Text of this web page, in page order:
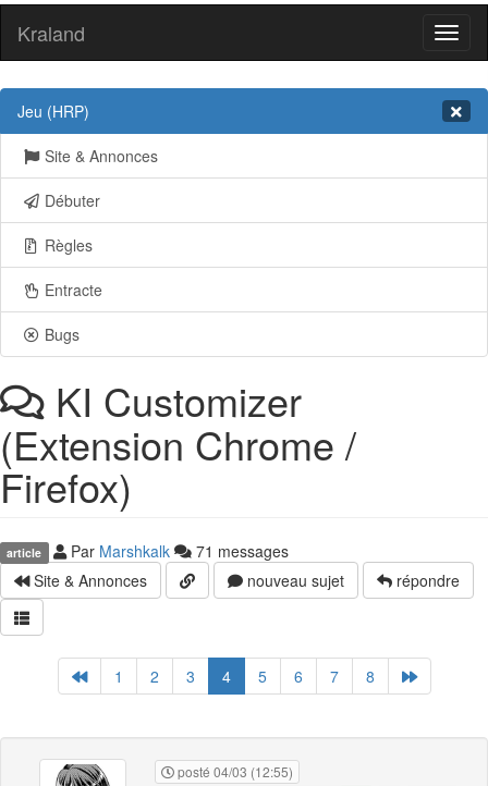
Kraland
Jeu (HRP)
Site & Annonces
Débuter
Règles
Entracte
Bugs
KI Customizer
(Extension Chrome /
Firefox)
article Par Marshkalk
71 messages
Site & Annonces
nouveau sujet répondre
1 2 3 4 5 6 7 8
posté 04/03 (12:55)